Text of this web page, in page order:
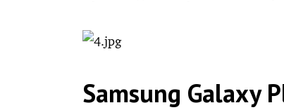
Samsung Galaxy